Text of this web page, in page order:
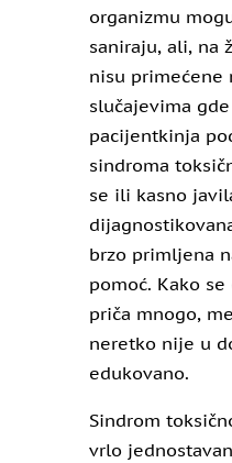
organizmu
saniraju, ali, na
nisu primećene
slučajevima
pacijentkinja
sindroma
se ili kasno
brzo primljena
pomoć. Kako
priča mnogo,
neretko nije u
edukovano.
Sindrom
vrlo